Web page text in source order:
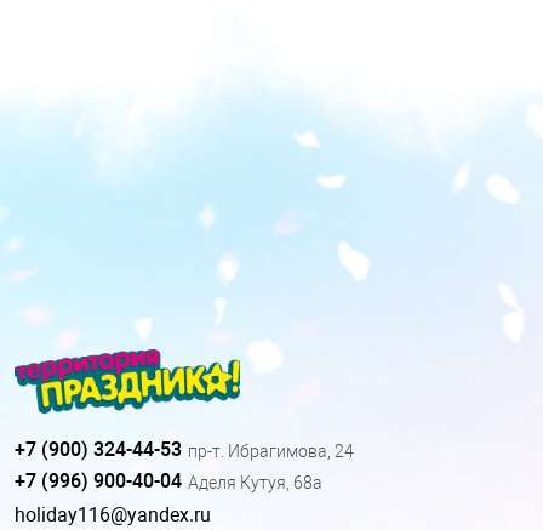
+7 (900) 324-44-53 пр-т. Ибрагимова, 24
+7 (996) 900-40-04 Аделя Кутуя, 68а
holiday116@yandex.ru